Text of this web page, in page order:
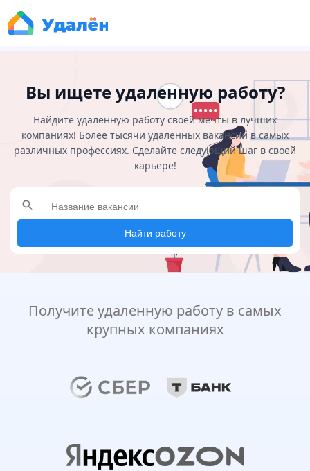
Вы ищете удаленную работу?
Найдите удаленную работу своей мечты в лучших
компаниях! Более тысячи удаленных вакансий в самых
различных профессиях. Сделайте следующий шаг в своей
карьере!
search
Найти работу
Получите удаленную работу в самых
крупных компаниях